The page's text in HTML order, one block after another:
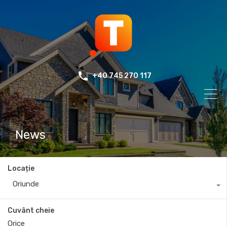
+40 745 270 117
News
Locație
Oriunde
Cuvânt cheie